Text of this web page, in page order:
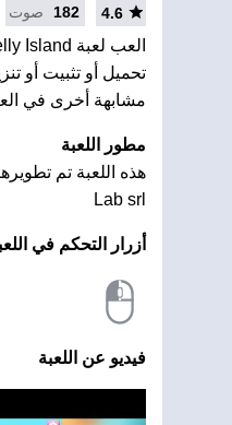
4.6
182 صوت
تحميل أو تثبيت أو
مشابهة أخرى في
مطور اللعبة
Lab srl
أزرار التحكم في
فيديو عن اللعبة